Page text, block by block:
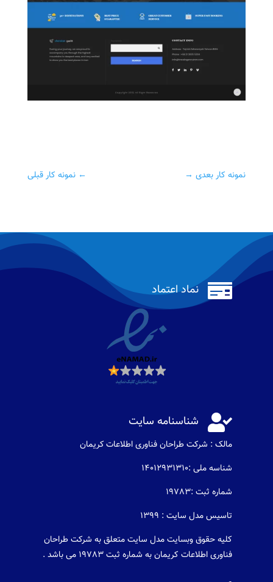
←نمونه کار قبلی نمونه کار بعدی→
 نماد اعتماد
 شناسنامه سایت
مالک : شرکت طراحان فناوری اطلاعات كريمان
شناسه ملی :14012931310
شماره ثبت :19783
تاسیس مدل سایت : 1399
کلیه حقوق وبسایت مدل سایت متعلق به شرکت طراحان
فناوری اطلاعات کریمان به شماره ثبت 19783 می باشد .